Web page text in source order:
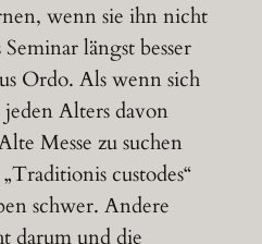
wenn sie ihn nicht
längst besser
Ordo. Als wenn sich
Alters davon
Messe zu suchen
custodes“
schwer. Andere
darum und die